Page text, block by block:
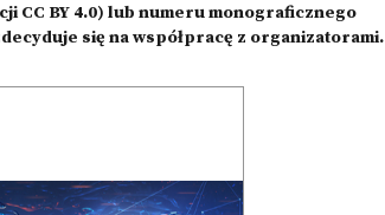
CC BY 4.0) lub numeru monograficznego
się na współpracę z organizatorami.